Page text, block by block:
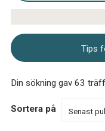
l
k
e
h
t
Tips
Din sökning gav 63
Sortera på Senast